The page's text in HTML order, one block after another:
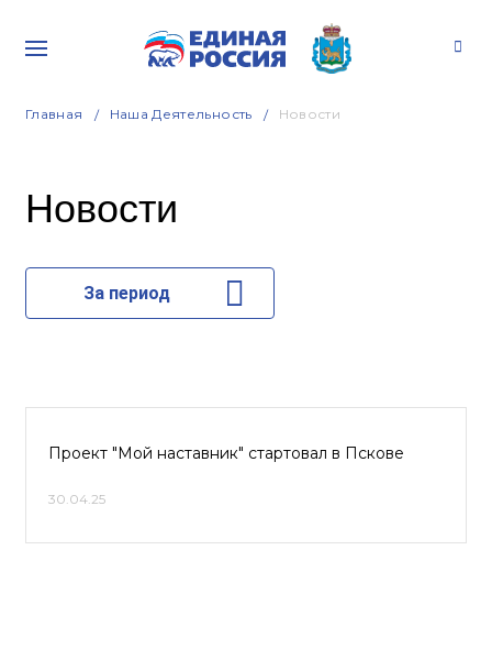
Главная Наша Деятельность Новости
Новости
За период
Проект "Мой наставник" стартовал в Пскове
30.04.25